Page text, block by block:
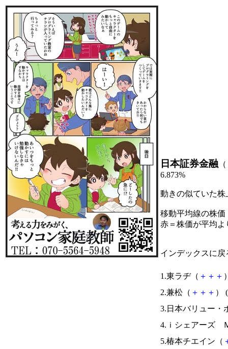
日本証券金融 （
6.873%
動きの似ていた
移動平均線の株価
赤＝株価が平均
インデックスに戻
1.東ラヂ（ ＋ ＋ ＋
2.兼松（ ＋ ＋ ＋ ） (
3.日本バリュー・
4.ｉシェアーズ
5.椿本チエイン（